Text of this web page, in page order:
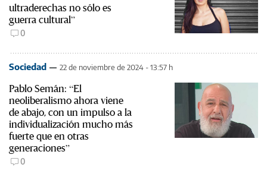
ultraderechas no sólo es
guerra cultural”
0
Sociedad 22 de noviembre de 2024 - 13:57 h
Pablo Semán: “El
neoliberalismo ahora viene
de abajo, con un impulso a la
individualización mucho más
fuerte que en otras
generaciones”
0